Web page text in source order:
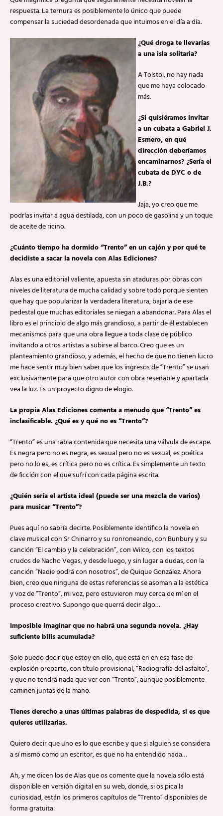
respuesta. La ternura es posiblemente lo único que puede
compensar la suciedad desordenada que intuimos en el día a día.
¿Qué droga te llevarías
a una isla solitaria?
A Tolstoi, no hay nada
que me haya colocado
más.
¿Si quisiéramos invitar
a un cubata a Gabriel J.
Esmero, en qué
dirección deberíamos
encaminarnos? ¿Sería el
cubata de DYC o de
J.B.?
Jaja, yo creo que me
podrías invitar a agua destilada, con un poco de gasolina y un toque
de aceite de ricino.
¿Cuánto tiempo ha dormido “Trento” en un cajón y por qué te
decidiste a sacar la novela con Alas Ediciones?
Alas es una editorial valiente, apuesta sin ataduras por obras con
niveles de literatura de mucha calidad y sobre todo porque sienten
que hay que popularizar la verdadera literatura, bajarla de ese
pedestal que muchas editoriales se niegan a abandonar. Para Alas el
libro es el principio de algo más grandioso, a partir de él establecen
mecanismos para que una obra llegue a toda clase de público
invitando a otros artistas a subirse al barco. Creo que es un
planteamiento grandioso, y además, el hecho de que no tienen lucro
me hace sentir muy bien saber que los ingresos de “Trento” se usan
exclusivamente para que otro autor con obra reseñable y apartada
vea la luz. Es un proyecto digno de elogio.
La propia Alas Ediciones comenta a menudo que “Trento” es
inclasificable. ¿Qué es y qué no es “Trento”?
“Trento” es una rabia contenida que necesita una válvula de escape.
Es negra pero no es negra, es sexual pero no es sexual, es poética
pero no lo es, es crítica pero no es crítica. Es simplemente un texto
de ficción con el que sufrí con cada página escrita.
¿Quién sería el artista ideal (puede ser una mezcla de varios)
para musicar “Trento”?
Pues aquí no sabría decirte. Posiblemente identifico la novela en
clave musical con Sr Chinarro y su ronroneando, con Bunbury y su
canción “El cambio y la celebración”, con Wilco, con los textos
crudos de Nacho Vegas, y desde luego, y sin lugar a dudas, con la
canción “Nadie podrá con nosotros”, de Quique González. Ahora
bien, creo que ninguna de estas referencias se asoman a la estética
y voz de “Trento”, mi voz, pero estuvieron muy cerca de mí en el
proceso creativo. Supongo que querrá decir algo…
Imposible imaginar que no habrá una segunda novela. ¿Hay
suficiente bilis acumulada?
Solo puedo decir que estoy en ello, que está en en esa fase de
explosión preparto, con título provisional, “Radiografía del asfalto”,
y que no tendrá nada que ver con “Trento”, aunque posiblemente
caminen juntas de la mano.
Tienes derecho a unas últimas palabras de despedida, si es que
quieres utilizarlas.
Quiero decir que uno es lo que escribe y que si alguien se considera
a sí mismo como un escritor, es que no ha entendido nada…
Ah, y me dicen los de Alas que os comente que la novela sólo está
disponible en versión digital en su web, donde, si os pica la
curiosidad, están los primeros capítulos de “Trento” disponibles de
forma gratuita: